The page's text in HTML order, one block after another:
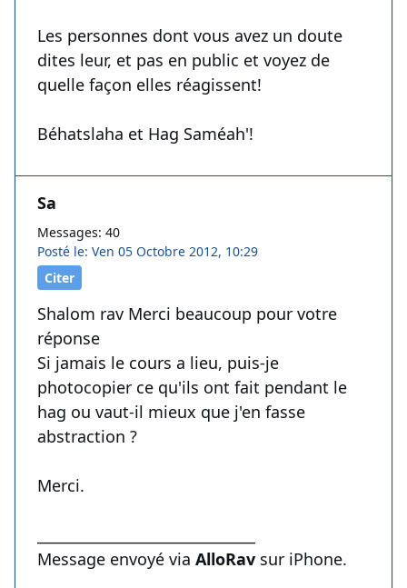
Les personnes dont vous avez un doute
dites leur, et pas en public et voyez de
quelle façon elles réagissent!
Béhatslaha et Hag Saméah'!
Sa
Messages: 40
Posté le: Ven 05 Octobre 2012, 10:29
Citer
Shalom rav Merci beaucoup pour votre
réponse
Si jamais le cours a lieu, puis-je
photocopier ce qu'ils ont fait pendant le
hag ou vaut-il mieux que j'en fasse
abstraction ?
Merci.
Message envoyé via AlloRav sur iPhone.